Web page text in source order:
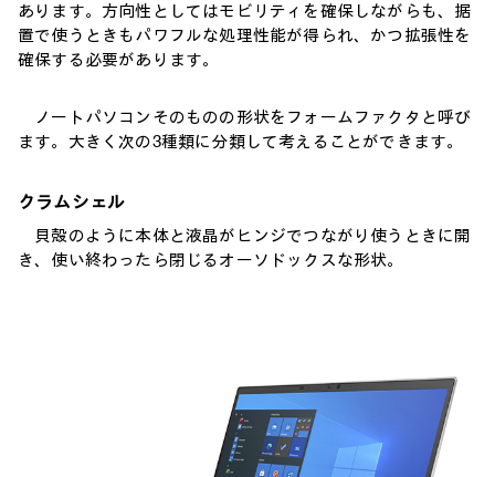
あります。方向性としてはモビリティを確保しながらも、据
置で使うときもパワフルな処理性能が得られ、かつ拡張性を
確保する必要があります。
ノートパソコンそのものの形状をフォームファクタと呼び
ます。大きく次の3種類に分類して考えることができます。
クラムシェル
貝殻のように本体と液晶がヒンジでつながり使うときに開
き、使い終わったら閉じるオーソドックスな形状。